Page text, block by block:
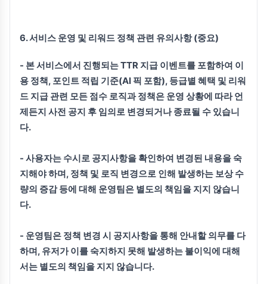
6. 서비스 운영 및 리워드 정책 관련 유의사항 (중요)
- 본 서비스에서 진행되는 TTR 지급 이벤트를 포함하여 이
용 정책, 포인트 적립 기준(AI 픽 포함), 등급별 혜택 및 리워
드 지급 관련 모든 점수 로직과 정책은 운영 상황에 따라 언
제든지 사전 공지 후 임의로 변경되거나 종료될 수 있습니
다.
- 사용자는 수시로 공지사항을 확인하여 변경된 내용을 숙
지해야 하며, 정책 및 로직 변경으로 인해 발생하는 보상 수
량의 증감 등에 대해 운영팀은 별도의 책임을 지지 않습니
다.
- 운영팀은 정책 변경 시 공지사항을 통해 안내할 의무를 다
하며, 유저가 이를 숙지하지 못해 발생하는 불이익에 대해
서는 별도의 책임을 지지 않습니다.